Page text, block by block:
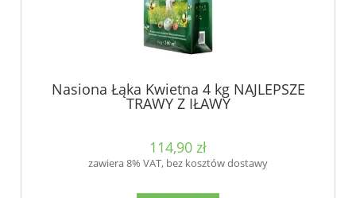
Nasiona Łąka Kwietna 4 kg NAJLEPSZE
TRAWY Z IŁAWY
114,90 zł
zawiera 8% VAT, bez kosztów dostawy